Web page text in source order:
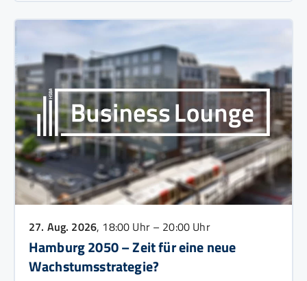
27. Aug. 2026, 18:00 Uhr – 20:00 Uhr
Hamburg 2050 – Zeit für eine neue
Wachstumsstrategie?